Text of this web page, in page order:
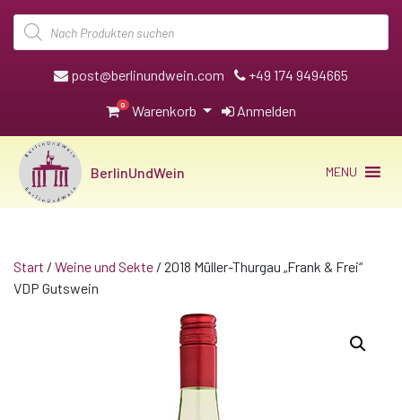
Products
search
post@berlinundwein.com +49 174 9494665
0 Warenkorb Anmelden
BerlinUndWein MENU
Start / Weine und Sekte / 2018 Müller-Thurgau „Frank & Frei“
VDP Gutswein